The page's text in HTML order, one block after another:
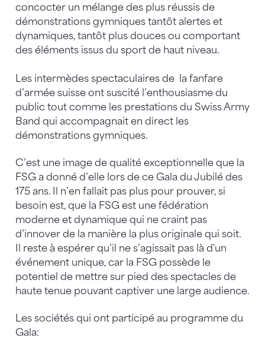
concocter un mélange des plus réussis de
démonstrations gymniques tantôt alertes et
dynamiques, tantôt plus douces ou comportant
des éléments issus du sport de haut niveau.
Les intermèdes spectaculaires de la fanfare
d’armée suisse ont suscité l’enthousiasme du
public tout comme les prestations du Swiss Army
Band qui accompagnait en direct les
démonstrations gymniques.
C’est une image de qualité exceptionnelle que la
FSG a donné d’elle lors de ce Gala du Jubilé des
175 ans. Il n’en fallait pas plus pour prouver, si
besoin est, que la FSG est une fédération
moderne et dynamique qui ne craint pas
d’innover de la manière la plus originale qui soit.
Il reste à espérer qu’il ne s’agissait pas là d'un
événement unique, car la FSG possède le
potentiel de mettre sur pied des spectacles de
haute tenue pouvant captiver une large audience.
Les sociétés qui ont participé au programme du
Gala: